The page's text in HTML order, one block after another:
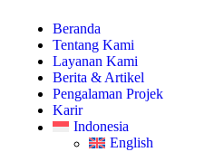
Beranda
Tentang Kami
Layanan Kami
Berita & Artikel
Pengalaman Projek
Karir
Indonesia
English